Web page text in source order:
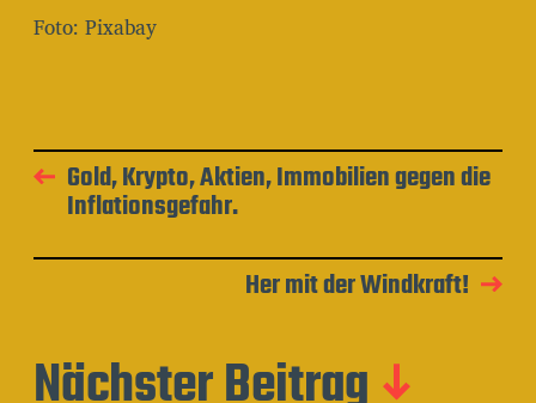
Foto: Pixabay
Gold, Krypto, Aktien, Immobilien gegen die
Inflationsgefahr.
Her mit der Windkraft!
Nächster Beitrag